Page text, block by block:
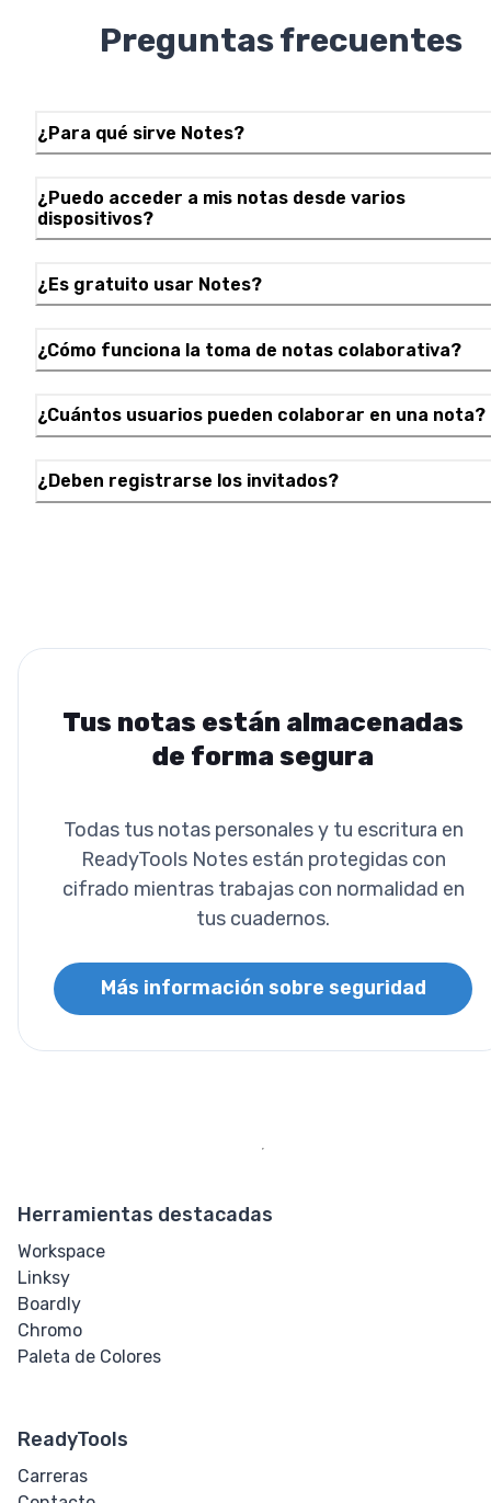
Preguntas frecuentes
¿Para qué sirve Notes?
¿Puedo acceder a mis notas desde varios
dispositivos?
¿Es gratuito usar Notes?
¿Cómo funciona la toma de notas colaborativa?
¿Cuántos usuarios pueden colaborar en una nota?
¿Deben registrarse los invitados?
Tus notas están almacenadas
de forma segura
Todas tus notas personales y tu escritura en
ReadyTools Notes están protegidas con
cifrado mientras trabajas con normalidad en
tus cuadernos.
Más información sobre seguridad
Herramientas destacadas
Workspace
Linksy
Boardly
Chromo
Paleta de Colores
ReadyTools
Carreras